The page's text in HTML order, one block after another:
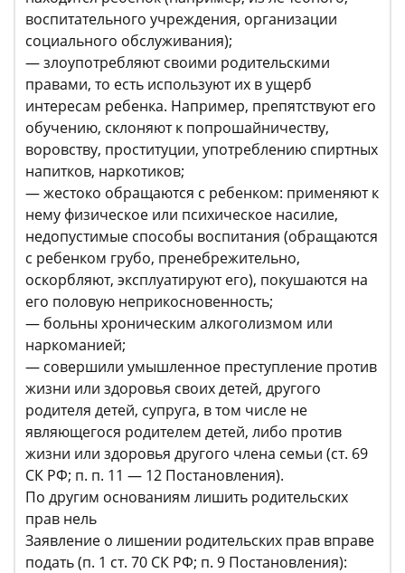
воспитательного учреждения, организации
социального обслуживания);
— злоупотребляют своими родительскими
правами, то есть используют их в ущерб
интересам ребенка. Например, препятствуют его
обучению, склоняют к попрошайничеству,
воровству, проституции, употреблению спиртных
напитков, наркотиков;
— жестоко обращаются с ребенком: применяют к
нему физическое или психическое насилие,
недопустимые способы воспитания (обращаются
с ребенком грубо, пренебрежительно,
оскорбляют, эксплуатируют его), покушаются на
его половую неприкосновенность;
— больны хроническим алкоголизмом или
наркоманией;
— совершили умышленное преступление против
жизни или здоровья своих детей, другого
родителя детей, супруга, в том числе не
являющегося родителем детей, либо против
жизни или здоровья другого члена семьи (ст. 69
СК РФ; п. п. 11 — 12 Постановления).
По другим основаниям лишить родительских
прав нель
Заявление о лишении родительских прав вправе
подать (п. 1 ст. 70 СК РФ; п. 9 Постановления):